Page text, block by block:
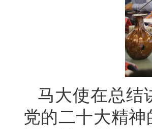
马大使在总结
党的二十大精